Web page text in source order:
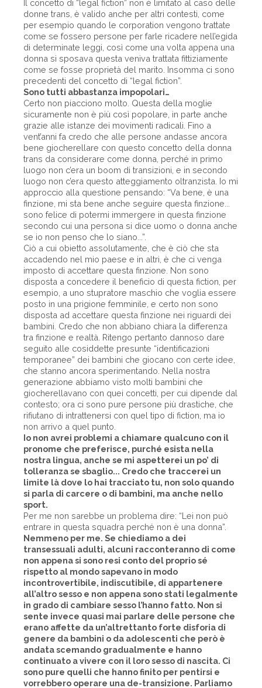
Il concetto di “legal fiction” non è limitato al caso delle
donne trans, è valido anche per altri contesti, come
per esempio quando le corporation vengono trattate
come se fossero persone per farle ricadere nell’egida
di determinate leggi, così come una volta appena una
donna si sposava questa veniva trattata fittiziamente
come se fosse proprietà del marito. Insomma ci sono
precedenti del concetto di “legal fiction”.
Sono tutti abbastanza impopolari…
Certo non piacciono molto. Questa della moglie
sicuramente non è più così popolare, in parte anche
grazie alle istanze dei movimenti radicali. Fino a
vent’anni fa credo che alle persone andasse ancora
bene giocherellare con questo concetto della donna
trans da considerare come donna, perché in primo
luogo non c’era un boom di transizioni, e in secondo
luogo non c’era questo atteggiamento oltranzista. Io mi
approccio alla questione pensando: “Va bene, è una
finzione, mi sta bene anche seguire questa finzione...
sono felice di potermi immergere in questa finzione
secondo cui una persona si dice uomo o donna anche
se io non penso che lo siano...”.
Ciò a cui obietto assolutamente, che è ciò che sta
accadendo nel mio paese e in altri, è che ci venga
imposto di accettare questa finzione. Non sono
disposta a concedere il beneficio di questa fiction, per
esempio, a uno stupratore maschio che voglia essere
posto in una prigione femminile, e certo non sono
disposta ad accettare questa finzione nei riguardi dei
bambini. Credo che non abbiano chiara la differenza
tra finzione e realtà. Ritengo pertanto dannoso dare
seguito alle cosiddette presunte “identificazioni
temporanee” dei bambini che giocano con certe idee,
che stanno ancora sperimentando. Nella nostra
generazione abbiamo visto molti bambini che
giocherellavano con quei concetti, per cui dipende dal
contesto; ora ci sono pure persone più drastiche, che
rifiutano di intrattenersi con quel tipo di fiction, ma io
non arrivo a quel punto.
Io non avrei problemi a chiamare qualcuno con il
pronome che preferisce, purché esista nella
nostra lingua, anche se mi aspetterei un po’ di
tolleranza se sbaglio... Credo che traccerei un
limite là dove lo hai tracciato tu, non solo quando
si parla di carcere o di bambini, ma anche nello
sport.
Per me non sarebbe un problema dire: “Lei non può
entrare in questa squadra perché non è una donna”.
Nemmeno per me. Se chiediamo a dei
transessuali adulti, alcuni racconteranno di come
non appena si sono resi conto del proprio sé
rispetto al mondo sapevano in modo
incontrovertibile, indiscutibile, di appartenere
all’altro sesso e non appena sono stati legalmente
in grado di cambiare sesso l’hanno fatto. Non si
sente invece quasi mai parlare delle persone che
erano affette da un’altrettanto forte disforia di
genere da bambini o da adolescenti che però è
andata scemando gradualmente e hanno
continuato a vivere con il loro sesso di nascita. Ci
sono pure quelli che hanno finito per pentirsi e
vorrebbero operare una de-transizione. Parliamo